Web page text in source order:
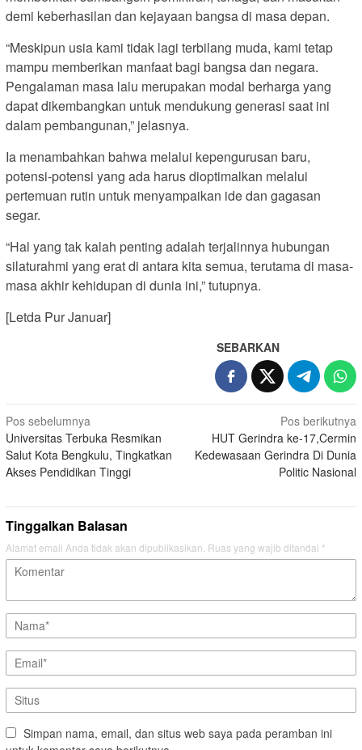
demi keberhasilan dan kejayaan bangsa di masa depan.
“Meskipun usia kami tidak lagi terbilang muda, kami tetap
mampu memberikan manfaat bagi bangsa dan negara.
Pengalaman masa lalu merupakan modal berharga yang
dapat dikembangkan untuk mendukung generasi saat ini
dalam pembangunan,” jelasnya.
Ia menambahkan bahwa melalui kepengurusan baru,
potensi-potensi yang ada harus dioptimalkan melalui
pertemuan rutin untuk menyampaikan ide dan gagasan
segar.
“Hal yang tak kalah penting adalah terjalinnya hubungan
silaturahmi yang erat di antara kita semua, terutama di masa-
masa akhir kehidupan di dunia ini,” tutupnya.
[Letda Pur Januar]
SEBARKAN
Navigasi
pos
Pos sebelumnya
Universitas Terbuka Resmikan
Salut Kota Bengkulu, Tingkatkan
Akses Pendidikan Tinggi
Pos berikutnya
HUT Gerindra ke-17,Cermin
Kedewasaan Gerindra Di Dunia
Politic Nasional
Tinggalkan Balasan
Alamat email Anda tidak akan dipublikasikan. Ruas yang wajib ditandai *
Simpan nama, email, dan situs web saya pada peramban ini